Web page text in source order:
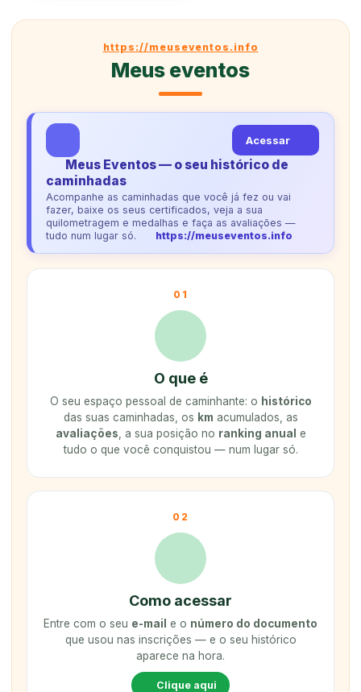
https://meuseventos.info
Meus eventos
Meus Eventos — o seu histórico de
caminhadas
Acompanhe as caminhadas que você já fez ou vai
fazer, baixe os seus certificados, veja a sua
quilometragem e medalhas e faça as avaliações —
tudo num lugar só.
https://meuseventos.info
Acessar
01
O que é
O seu espaço pessoal de caminhante: o histórico
das suas caminhadas, os km acumulados, as
avaliações , a sua posição no ranking anual e
tudo o que você conquistou — num lugar só.
02
Como acessar
Entre com o seu e-mail e o número do documento
que usou nas inscrições — e o seu histórico
aparece na hora.
Clique aqui